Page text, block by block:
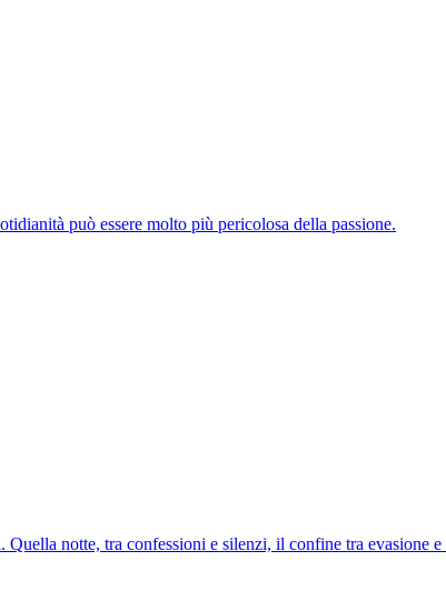
può essere molto più pericolosa della passione.
notte, tra confessioni e silenzi, il confine tra evasione